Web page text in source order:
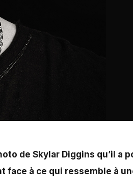
de Skylar Diggins qu’il a
face à ce qui ressemble à